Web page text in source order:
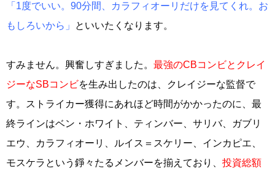
「1度でいい。90分間、カラフィオーリだけを見てくれ。お
もしろいから」
といいたくなります。
すみません。興奮しすぎました。 最強のCBコンビとクレイ
ジーなSBコンビを生み出したのは、クレイジーな監督で
す。ストライカー獲得にあれほど時間がかかったのに、最
終ラインはベン・ホワイト、ティンバー、サリバ、ガブリ
エウ、カラフィオーリ、ルイス＝スケリー、インカピエ、
モスケラという錚々たるメンバーを揃えており、 投資総額